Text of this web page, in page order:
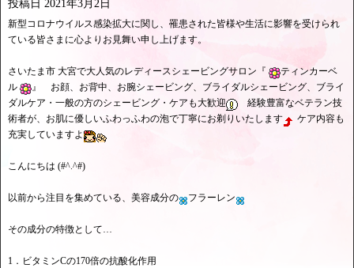
投稿日 2021年3月2日
新型コロナウイルス感染拡大に関し、罹患された皆様や生活に影響を受けられ
ている皆さまに心よりお見舞い申し上げます。
さいたま市 大宮で大人気のレディースシェービングサロン『
ティンカーベ
ル
』 お顔、お背中、お腕シェービング、ブライダルシェービング、ブライ
ダルケア・一般の方のシェービング・ケアも大歓迎
経験豊富なベテラン技
術者が、お肌に優しいふわっふわの泡で丁寧にお剃りいたします
ケア内容も
充実していますよ
こんにちは (#^.^#)
以前から注目を集めている、美容成分の フラーレン
その成分の特徴として…
1．ビタミンCの170倍の抗酸化作用